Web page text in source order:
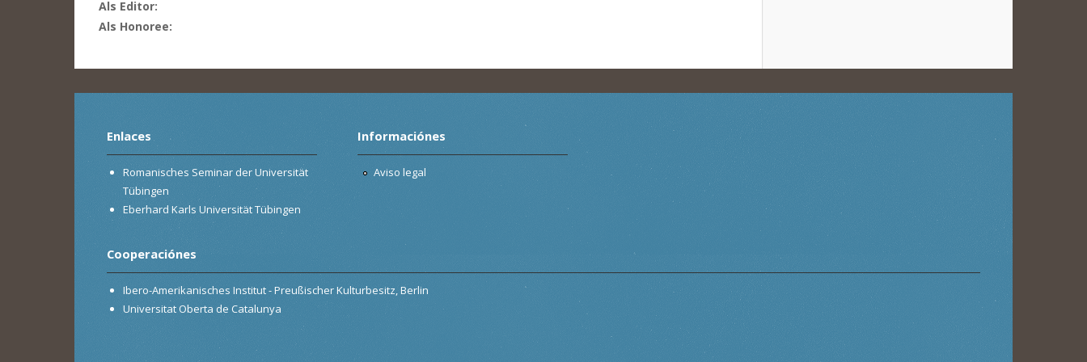
Als Editor:
Als Honoree:
Enlaces
Romanisches Seminar der Universität
Tübingen
Eberhard Karls Universität Tübingen
Informaciónes
Aviso legal
Cooperaciónes
Ibero-Amerikanisches Institut - Preußischer Kulturbesitz, Berlin
Universitat Oberta de Catalunya